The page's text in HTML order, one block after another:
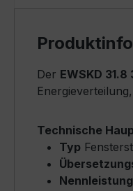
Der EWSKD
Technische
Typ